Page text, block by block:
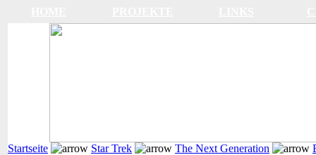
Startseite Star Trek The Next Generation